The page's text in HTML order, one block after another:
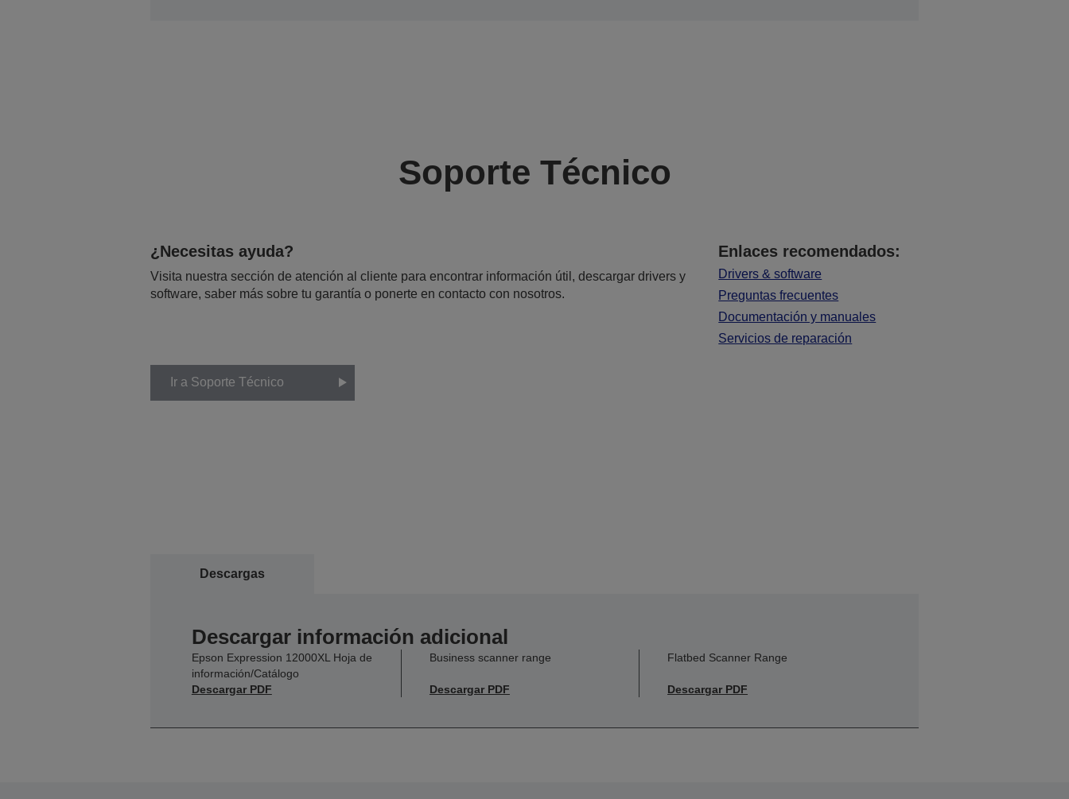
Soporte Técnico
¿Necesitas ayuda?
Visita nuestra sección de atención al cliente para encontrar información útil, descargar drivers y
software, saber más sobre tu garantía o ponerte en contacto con nosotros.
Enlaces recomendados:
Drivers & software
Preguntas frecuentes
Documentación y manuales
Servicios de reparación
Ir a Soporte Técnico
Descargas
Descargar información adicional
Epson Expression 12000XL Hoja de
información/Catálogo
Descargar PDF
Business scanner range
Descargar PDF
Flatbed Scanner Range
Descargar PDF